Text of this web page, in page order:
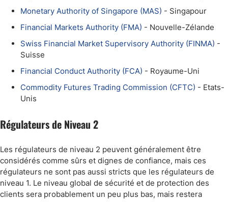
Monetary Authority of Singapore (MAS) - Singapour
Financial Markets Authority (FMA) - Nouvelle-Zélande
Swiss Financial Market Supervisory Authority (FINMA) -
Suisse
Financial Conduct Authority (FCA) - Royaume-Uni
Commodity Futures Trading Commission (CFTC) - Etats-
Unis
Régulateurs de Niveau 2
Les régulateurs de niveau 2 peuvent généralement être
considérés comme sûrs et dignes de confiance, mais ces
régulateurs ne sont pas aussi stricts que les régulateurs de
niveau 1. Le niveau global de sécurité et de protection des
clients sera probablement un peu plus bas, mais restera